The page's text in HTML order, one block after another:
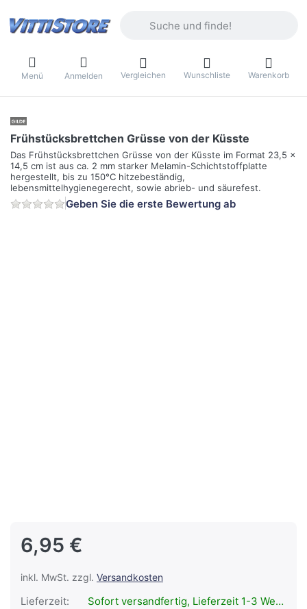
Menü Anmelden Vergleichen Wunschliste Warenkorb
Frühstücksbrettchen Grüsse von der Küsste
Das Frühstücksbrettchen Grüsse von der Küsste im Format 23,5 x
14,5 cm ist aus ca. 2 mm starker Melamin-Schichtstoffplatte
hergestellt, bis zu 150°C hitzebeständig,
lebensmittelhygienegerecht, sowie abrieb- und säurefest.
Geben Sie die erste Bewertung ab
6,95 €
inkl. MwSt. zzgl. Versandkosten
Lieferzeit: Sofort versandfertig, Lieferzeit 1-3 Werktage.